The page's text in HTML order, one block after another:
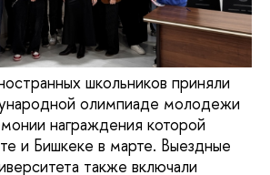
школьников приняли
олимпиаде молодежи
награждения которой
и Бишкеке в марте. Выездные
также включали